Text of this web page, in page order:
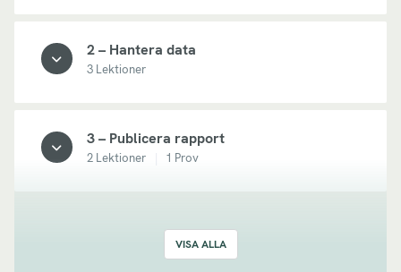
KURSINNEHÅLL
Varför Power BI?
2 – Hantera data
3 Lektioner
KURSINNEHÅLL
3 – Publicera rapport
2 Lektioner 1 Prov
VISA ALLA